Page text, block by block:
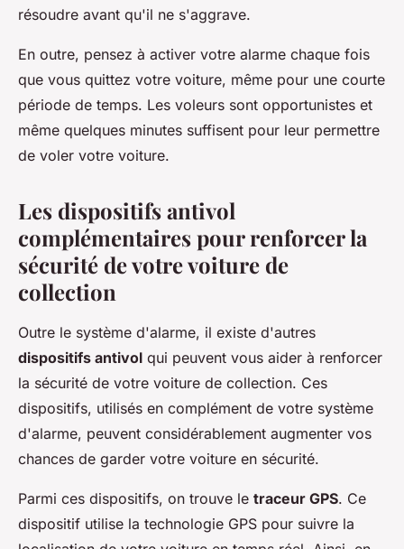
résoudre avant qu'il ne s'aggrave.
En outre, pensez à activer votre alarme chaque fois
que vous quittez votre voiture, même pour une courte
période de temps. Les voleurs sont opportunistes et
même quelques minutes suffisent pour leur permettre
de voler votre voiture.
Les dispositifs antivol
complémentaires pour renforcer la
sécurité de votre voiture de
collection
Outre le système d'alarme, il existe d'autres
dispositifs antivol qui peuvent vous aider à renforcer
la sécurité de votre voiture de collection. Ces
dispositifs, utilisés en complément de votre système
d'alarme, peuvent considérablement augmenter vos
chances de garder votre voiture en sécurité.
Parmi ces dispositifs, on trouve le traceur GPS. Ce
dispositif utilise la technologie GPS pour suivre la